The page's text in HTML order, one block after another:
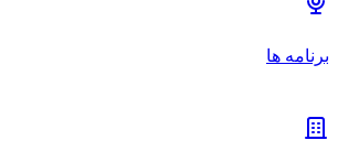
برنامه ها